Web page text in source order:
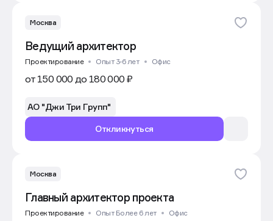
Москва
Ведущий архитектор
Проектирование Опыт 3-6 лет Офис
от 150 000 до 180 000 ₽
Откликнуться
АО "Джи Три Групп"
Москва
Главный архитектор проекта
Проектирование Опыт Более 6 лет Офис